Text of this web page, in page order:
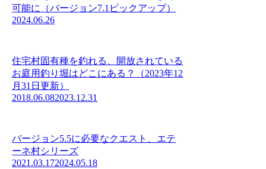
可能に（バージョン7.1ピックアップ）
2024.06.26
住宅村固有種を釣れる、開放されている
お庭用釣り堀はどこにある？（2023年12
月31日更新）
2018.06.082023.12.31
バージョン5.5に必要なクエスト、エテ
ーネ村シリーズ
2021.03.172024.05.18